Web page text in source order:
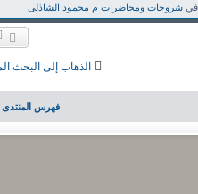
شروحات ومحاضرات م محمود الشاذلى
الذهاب إلى البحث
فهرس المنتدى